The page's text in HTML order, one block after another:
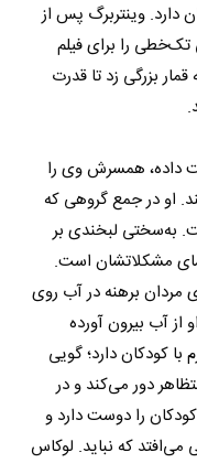
دارد. وینتربرگ پس از
را برای فیلم
بزرگی زد تا قدرت
داده، همسرش وی را
او در جمع گروهی که
به‌سختی لبخندی بر
مشکلاتشان است.
برهنه در آب روی
آب بیرون آورده
کودکان دارد؛ گویی
دور می‌کند و در
را دوست دارد و
می‌افتد که نباید. لوکاس